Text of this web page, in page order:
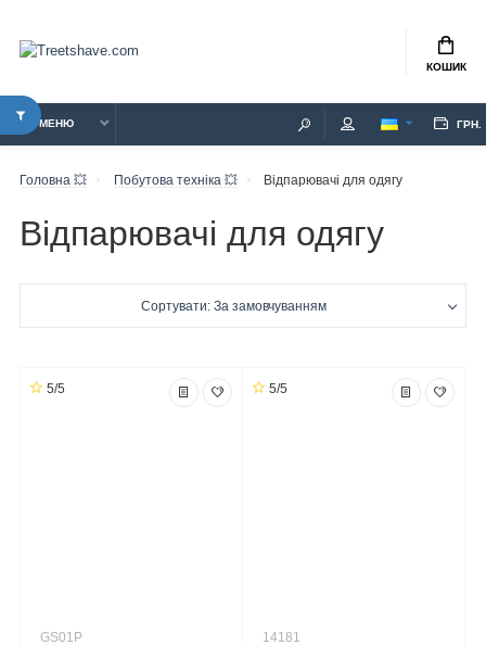
КОШИК
МЕНЮ ГРН.
Головна 💥 Побутова техніка 💥 Відпарювачі для одягу
Відпарювачі для одягу
Сортувати: За замовчуванням
5/5
GS01P
5/5
14181